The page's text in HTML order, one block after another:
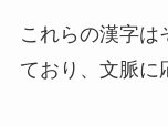
これらの漢字は
ており、文脈に